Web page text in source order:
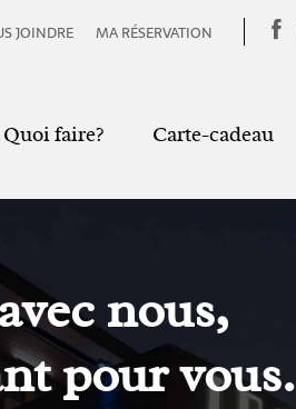
JOINDRE MA RÉSERVATION
Quoi faire? Carte-cadeau
nous,
pour vous.